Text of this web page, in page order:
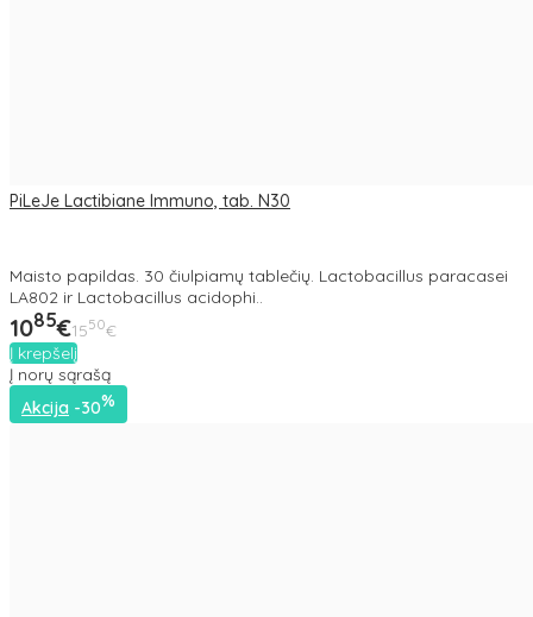
PiLeJe Lactibiane Immuno, tab. N30
Maisto papildas. 30 čiulpiamų tablečių. Lactobacillus paracasei
LA802 ir Lactobacillus acidophi..
1085€1550€
Į krepšelį
Į norų sąrašą
Akcija -30%